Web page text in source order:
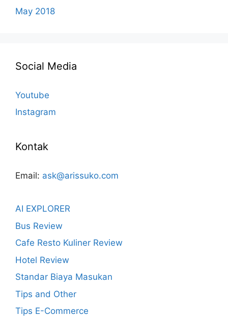
May 2018
Social Media
Youtube
Instagram
Kontak
Email: ask@arissuko.com
AI EXPLORER
Bus Review
Cafe Resto Kuliner Review
Hotel Review
Standar Biaya Masukan
Tips and Other
Tips E-Commerce